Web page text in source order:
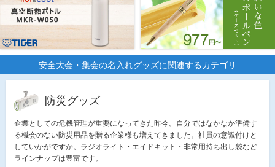
安全大会・集会の名入れグッズに関連するカテゴリ
防災グッズ
企業としての危機管理が重要になってきた昨今。自分ではなかなか準備す
る機会のない防災用品を贈る企業様も増えてきました。社員の意識付けと
していかがですか。ラジオライト・エイドキット・非常用持ち出し袋など
ラインナップは豊富です。